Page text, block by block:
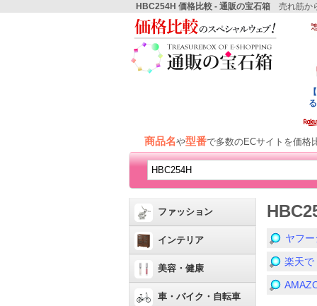
HBC254H 価格比較 - 通販の宝石箱 売れ筋か
商品名や型番で多数のECサイトを価
ファッション
インテリア
美容・健康
車・バイク・自転車
ヤフ
楽天で